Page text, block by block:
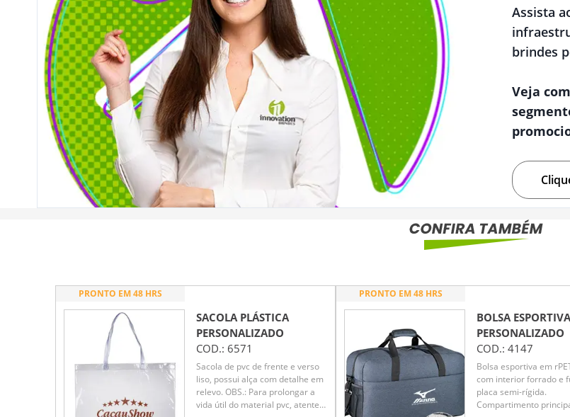
Assista
brindes
Veja
PRONTO EM 48 HRS
SACOLA PLÁSTICA
PERSONALIZADO
COD.: 6571
Sacola de pvc de frente e verso
liso, possui alça com detalhe em
relevo. OBS.: Para prolongar a
vida útil do material pvc, atente-
PRONTO EM 48 HRS
BOLSA ESPORTIVA
PERSONALIZADO
COD.: 4147
Bolsa esportiva em
com interior forrado e
placa semi-rígida.
Compartimento